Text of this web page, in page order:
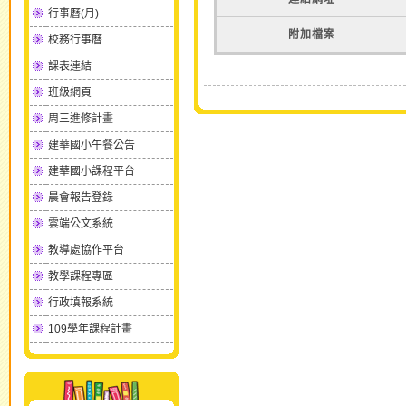
行事曆(月)
校務行事曆
課表連結
班級網頁
周三進修計畫
建華國小午餐公告
建華國小課程平台
晨會報告登錄
雲端公文系統
教導處協作平台
教學課程專區
行政填報系統
109學年課程計畫
附加檔案